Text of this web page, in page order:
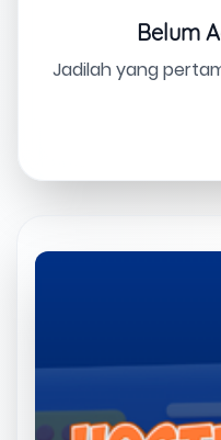
Belum
Jadilah yang